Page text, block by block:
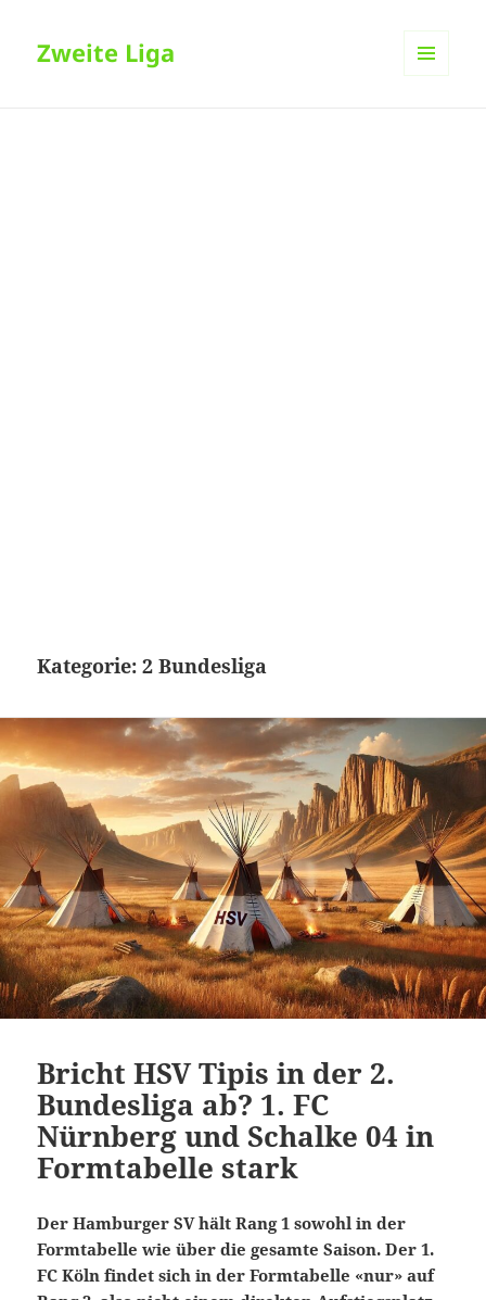
Zweite Liga
Kategorie:2 Bundesliga
Bricht HSV Tipis in der 2.
Bundesliga ab? 1. FC
Nürnberg und Schalke 04 in
Formtabelle stark
Der Hamburger SV hält Rang 1 sowohl in der
Formtabelle wie über die gesamte Saison. Der 1.
FC Köln findet sich in der Formtabelle «nur» auf